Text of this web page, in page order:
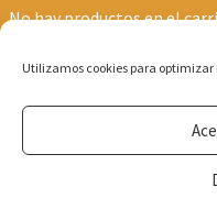
Utilizamos cookies para optimizar
No hay productos en el
© Produpel | Productos de